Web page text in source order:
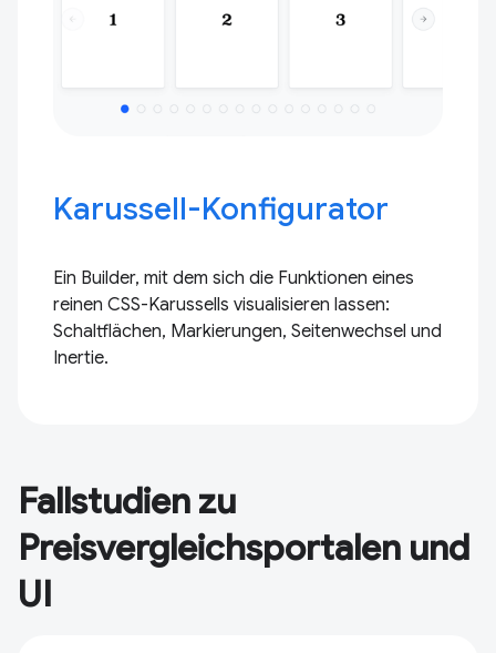
Karussell-Konfigurator
Ein Builder, mit dem sich die Funktionen eines
reinen CSS-Karussells visualisieren lassen:
Schaltflächen, Markierungen, Seitenwechsel und
Inertie.
Fallstudien zu
Preisvergleichsportalen und
UI